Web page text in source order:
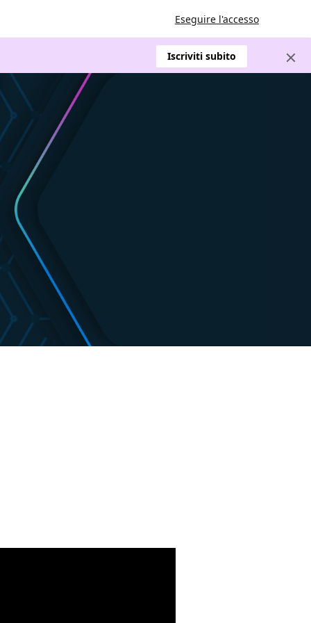
Eseguire l'accesso
Iscriviti subito